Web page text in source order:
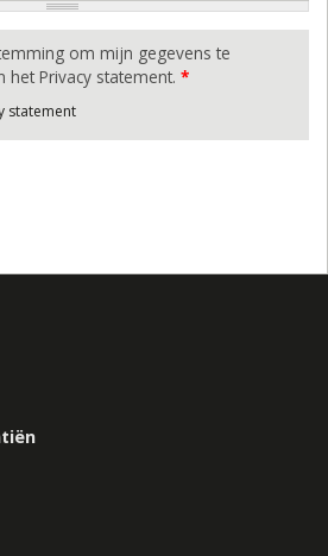
om mijn gegevens te
Privacy statement. *
statement